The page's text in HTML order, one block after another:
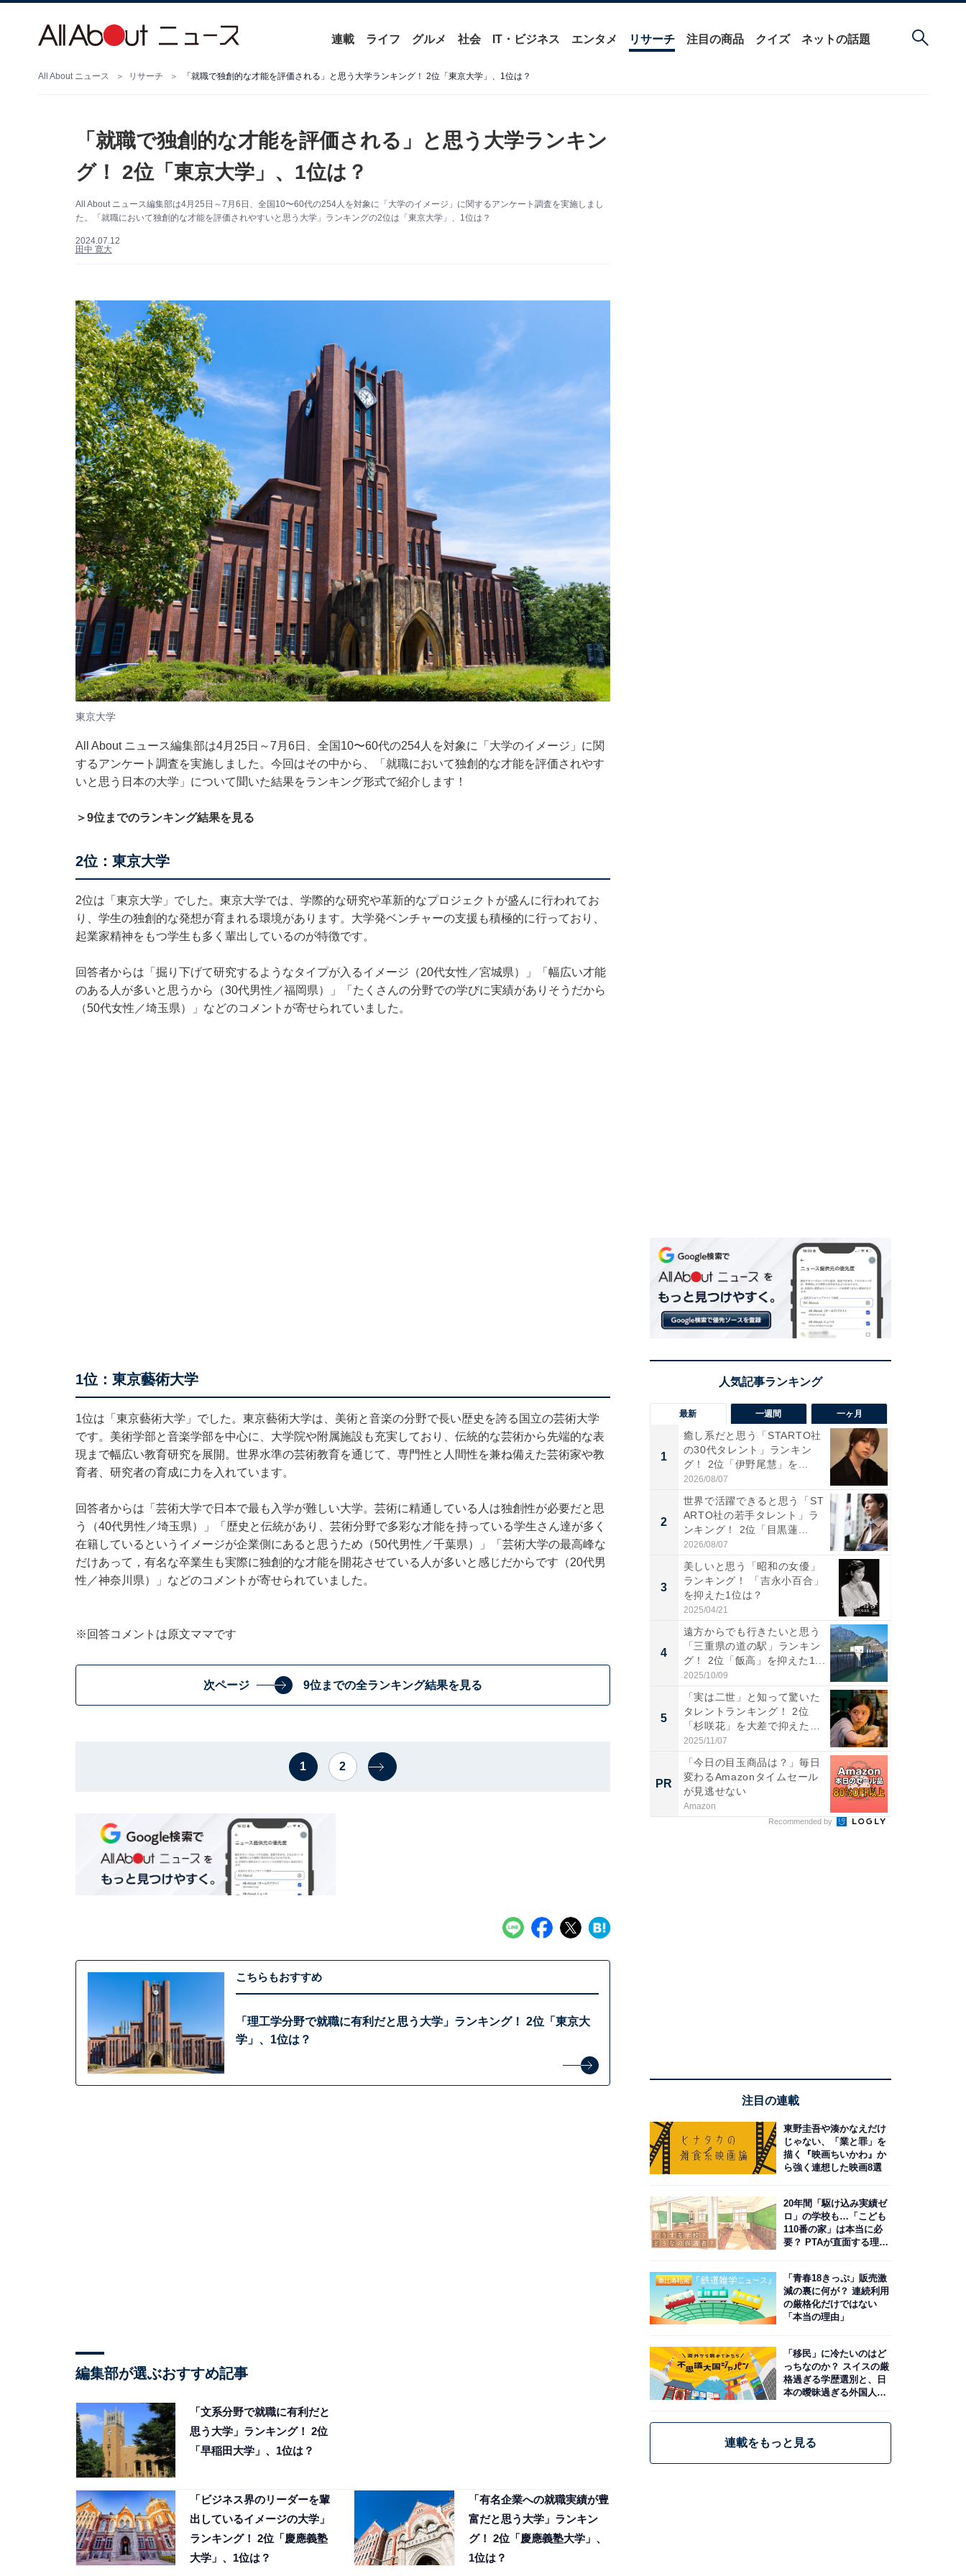
連載 ライフ グルメ 社会 IT・ビジネス エンタメ リサーチ 注目の商品 クイズ ネットの話題
All About ニュース リサーチ 「就職で独創的な才能を評価される」と思う大学ランキング！ 2位「東京大学」、1位は？
「就職で独創的な才能を評価される」と思う大学ランキン
グ！ 2位「東京大学」、1位は？
All About ニュース編集部は4月25日～7月6日、全国10〜60代の254人を対象に「大学のイメージ」に関するアンケート調査を実施しまし
た。「就職において独創的な才能を評価されやすいと思う大学」ランキングの2位は「東京大学」、1位は？
2024.07.12
田中 寛大
東京大学
All About ニュース編集部は4月25日～7月6日、全国10〜60代の254人を対象に「大学のイメージ」に関
するアンケート調査を実施しました。今回はその中から、「就職において独創的な才能を評価されやす
いと思う日本の大学」について聞いた結果をランキング形式で紹介します！
＞9位までのランキング結果を見る
2位：東京大学
2位は「東京大学」でした。東京大学では、学際的な研究や革新的なプロジェクトが盛んに行われてお
り、学生の独創的な発想が育まれる環境があります。大学発ベンチャーの支援も積極的に行っており、
起業家精神をもつ学生も多く輩出しているのが特徴です。
回答者からは「掘り下げて研究するようなタイプが入るイメージ（20代女性／宮城県）」「幅広い才能
のある人が多いと思うから（30代男性／福岡県）」「たくさんの分野での学びに実績がありそうだから
（50代女性／埼玉県）」などのコメントが寄せられていました。
1位：東京藝術大学
1位は「東京藝術大学」でした。東京藝術大学は、美術と音楽の分野で長い歴史を誇る国立の芸術大学
です。美術学部と音楽学部を中心に、大学院や附属施設も充実しており、伝統的な芸術から先端的な表
現まで幅広い教育研究を展開。世界水準の芸術教育を通じて、専門性と人間性を兼ね備えた芸術家や教
育者、研究者の育成に力を入れています。
回答者からは「芸術大学で日本で最も入学が難しい大学。芸術に精通している人は独創性が必要だと思
う（40代男性／埼玉県）」「歴史と伝統があり、芸術分野で多彩な才能を持っている学生さん達が多く
在籍しているというイメージが企業側にあると思うため（50代男性／千葉県）」「芸術大学の最高峰な
だけあって，有名な卒業生も実際に独創的な才能を開花させている人が多いと感じだからです（20代男
性／神奈川県）」などのコメントが寄せられていました。
※回答コメントは原文ママです
次ページ 9位までの全ランキング結果を見る
1 2
こちらもおすすめ
「理工学分野で就職に有利だと思う大学」ランキング！ 2位「東京大
学」、1位は？
編集部が選ぶおすすめ記事
「文系分野で就職に有利だと
思う大学」ランキング！ 2位
「早稲田大学」、1位は？
「ビジネス界のリーダーを輩
出しているイメージの大学」
ランキング！ 2位「慶應義塾
大学」、1位は？
「有名企業への就職実績が豊
富だと思う大学」ランキン
グ！ 2位「慶應義塾大学」、
1位は？
最新 一週間 一ヶ月
1
癒し系だと思う「STARTO社
の30代タレント」ランキン
グ！ 2位「伊野尾慧」を...
2026/08/07
2
世界で活躍できると思う「ST
ARTO社の若手タレント」ラ
ンキング！ 2位「目黒蓮...
2026/08/07
3
美しいと思う「昭和の女優」
ランキング！ 「吉永小百合」
を抑えた1位は？
2025/04/21
4
遠方からでも行きたいと思う
「三重県の道の駅」ランキン
グ！ 2位「飯高」を抑えた1...
2025/10/09
5
「実は二世」と知って驚いた
タレントランキング！ 2位
「杉咲花」を大差で抑えた1
位...
2025/11/07
PR
「今日の目玉商品は？」毎日
変わるAmazonタイムセール
が見逃せない
Amazon
Recommended by
注目の連載
東野圭吾や湊かなえだけ
じゃない、「業と罪」を
描く『映画ちいかわ』か
ら強く連想した映画8選
20年間「駆け込み実績ゼ
ロ」の学校も…「こども
110番の家」は本当に必
要？ PTAが直面する理想
「青春18きっぷ」販売激
減の裏に何が？ 連続利用
の厳格化だけではない
「本当の理由」
「移民」に冷たいのはど
っちなのか？ スイスの厳
格過ぎる学歴選別と、日
本の曖昧過ぎる外国人政
連載をもっと見る